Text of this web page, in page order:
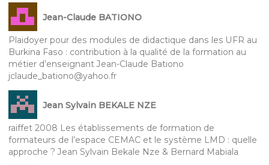
Jean-Claude BATIONO
Plaidoyer pour des modules de didactique dans les UFR au
Burkina Faso : contribution à la qualité de la formation au
métier d’enseignant Jean-Claude Bationo
jclaude_bationo@yahoo.fr
Jean Sylvain BEKALE NZE
raiffet 2008 Les établissements de formation de
formateurs de l’espace CEMAC et le système LMD : quelle
approche ? Jean Sylvain Bekale Nze & Bernard Mabiala